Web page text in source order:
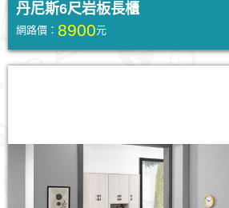
丹尼斯6尺岩板長櫃
網路價： 8900元